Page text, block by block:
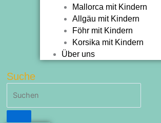
Mallorca mit Kindern
Allgäu mit Kindern
Föhr mit Kindern
Korsika mit Kindern
Über uns
Suche